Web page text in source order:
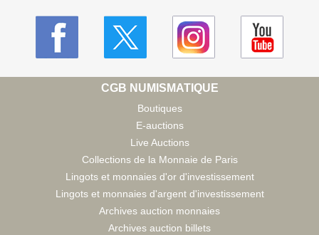
CGB NUMISMATIQUE
Boutiques
E-auctions
Live Auctions
Collections de la Monnaie de Paris
Lingots et monnaies d'or d'investissement
Lingots et monnaies d'argent d'investissement
Archives auction monnaies
Archives auction billets